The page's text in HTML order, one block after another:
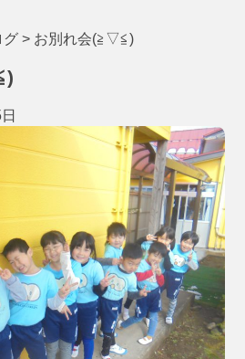
グ > お別れ会(≧▽≦)